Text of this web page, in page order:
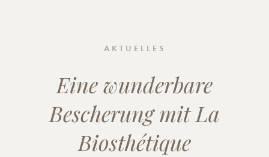
AKTUELLES
Eine wunderbare
Bescherung mit La
Biosthétique